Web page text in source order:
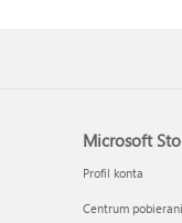
Microsoft
Profil konta
Centrum